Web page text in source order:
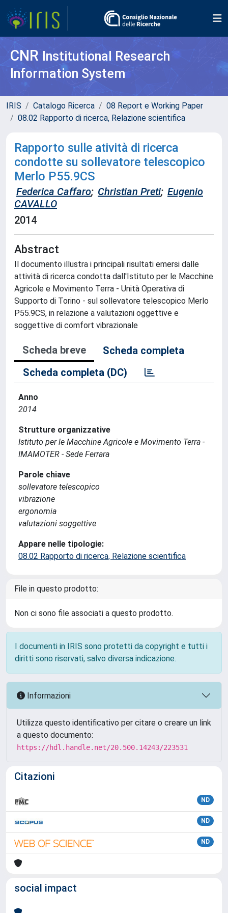
CNR Institutional Research
Information System
IRIS Catalogo Ricerca
08 Report e Working Paper
08.02 Rapporto di ricerca, Relazione scientifica
Rapporto sulle atività di ricerca
condotte su sollevatore telescopico
Merlo P55.9CS
Federica Caffaro; Christian Preti; Eugenio
CAVALLO
2014
Abstract
Il documento illustra i principali risultati emersi dalle
attività di ricerca condotta dall'Istituto per le Macchine
Agricole e Movimento Terra - Unità Operativa di
Supporto di Torino - sul sollevatore telescopico Merlo
P55.9CS, in relazione a valutazioni oggettive e
soggettive di comfort vibrazionale
Scheda breve
Scheda completa
Scheda completa (DC)
Anno
2014
Strutture organizzative
Istituto per le Macchine Agricole e Movimento Terra -
IMAMOTER - Sede Ferrara
Parole chiave
sollevatore telescopico
vibrazione
ergonomia
valutazioni soggettive
Appare nelle tipologie:
08.02 Rapporto di ricerca, Relazione scientifica
File in questo prodotto:
Non ci sono file associati a questo prodotto.
I documenti in IRIS sono protetti da copyright e tutti i
diritti sono riservati, salvo diversa indicazione.
Informazioni
Utilizza questo identificativo per citare o creare un link
a questo documento:
https://hdl.handle.net/20.500.14243/223531
Citazioni
ND
ND
ND
social impact